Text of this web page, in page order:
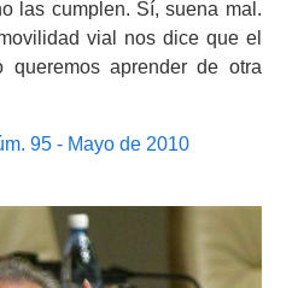
las cumplen. Sí, suena mal.
vial nos dice que el
queremos aprender de otra
95 - Mayo de 2010